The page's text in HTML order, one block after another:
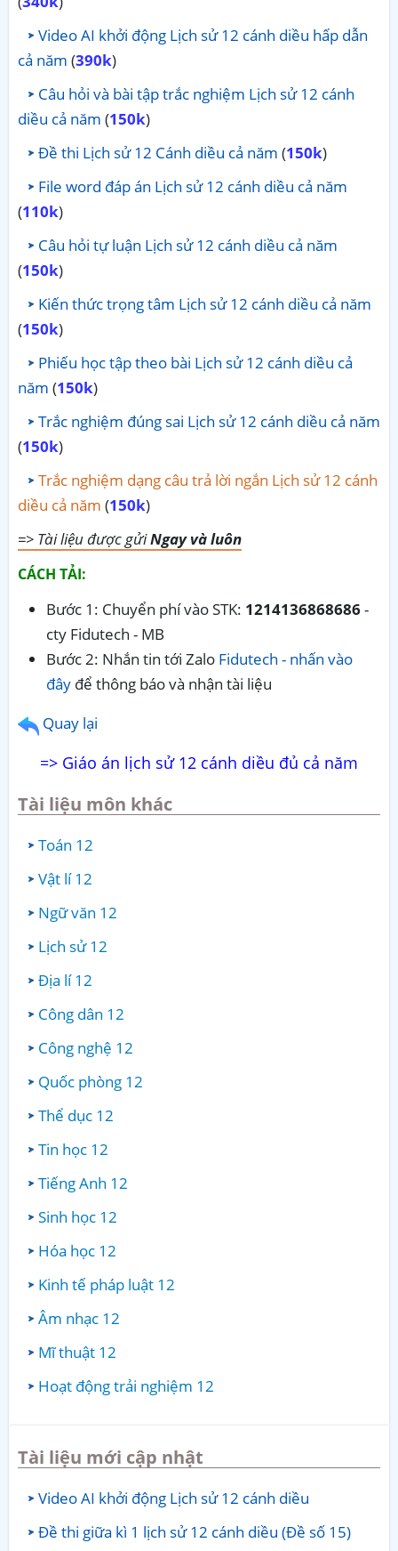
Video AI khởi động Lịch sử 12 cánh diều hấp dẫn
cả năm (390k)
Câu hỏi và bài tập trắc nghiệm Lịch sử 12 cánh
diều cả năm (150k)
Đề thi Lịch sử 12 Cánh diều cả năm (150k)
File word đáp án Lịch sử 12 cánh diều cả năm
(110k)
Câu hỏi tự luận Lịch sử 12 cánh diều cả năm
(150k)
Kiến thức trọng tâm Lịch sử 12 cánh diều cả năm
(150k)
Phiếu học tập theo bài Lịch sử 12 cánh diều cả
năm (150k)
Trắc nghiệm đúng sai Lịch sử 12 cánh diều cả năm
(150k)
Trắc nghiệm dạng câu trả lời ngắn Lịch sử 12 cánh
diều cả năm (150k)
=> Tài liệu được gửiNgay và luôn
CÁCH TẢI:
Bước 1: Chuyển phí vào STK: 1214136868686-
cty Fidutech - MB
Bước 2: Nhắn tin tới Zalo Fidutech - nhấn vào
đây để thông báo và nhận tài liệu
Quay lại
=> Giáo án lịch sử 12 cánh diều đủ cả năm
Tài liệu môn khác
Toán 12
Vật lí 12
Ngữ văn 12
Lịch sử 12
Địa lí 12
Công dân 12
Công nghệ 12
Quốc phòng 12
Thể dục 12
Tin học 12
Tiếng Anh 12
Sinh học 12
Hóa học 12
Kinh tế pháp luật 12
Âm nhạc 12
Mĩ thuật 12
Hoạt động trải nghiệm 12
Tài liệu mới cập nhật
Video AI khởi động Lịch sử 12 cánh diều
Đề thi giữa kì 1 lịch sử 12 cánh diều (Đề số 15)